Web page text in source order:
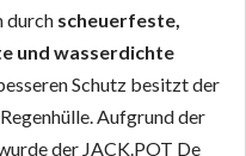
durch scheuerfeste,
und wasserdichte
Schutz besitzt der
Aufgrund der
der JACK.POT De